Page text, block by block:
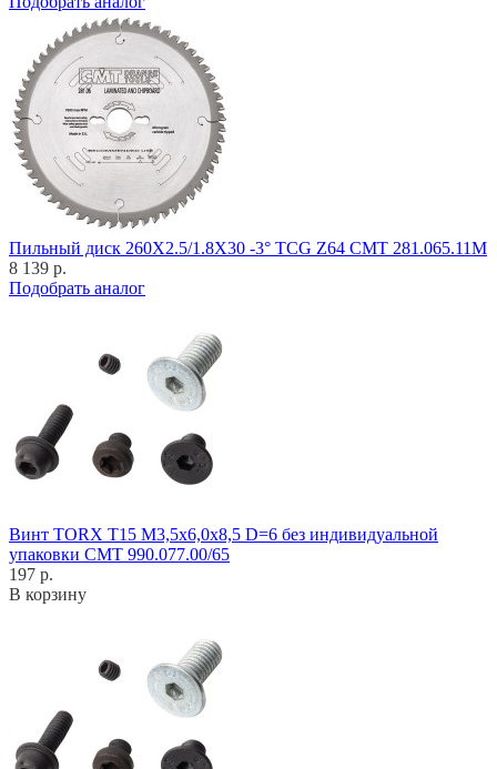
Пильный диск 260X2.5/1.8X30 -3° TCG Z64 CMT 281.065.11M
8 139 р.
Подобрать аналог
Винт TORX T15 M3,5x6,0x8,5 D=6 без индивидуальной
упаковки CMT 990.077.00/65
197 р.
В корзину